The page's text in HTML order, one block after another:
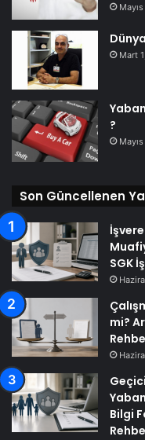
Mart
?
Son Güncellenen
SGK
mi?
Bilgi